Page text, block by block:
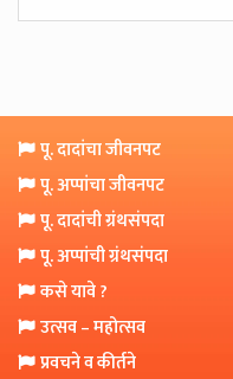
पू. दादांचा जीवनपट
पू. अप्पांचा जीवनपट
पू. दादांची ग्रंथसंपदा
पू. अप्पांची ग्रंथसंपदा
कसे यावे ?
उत्सव – महोत्सव
प्रवचने व कीर्तने